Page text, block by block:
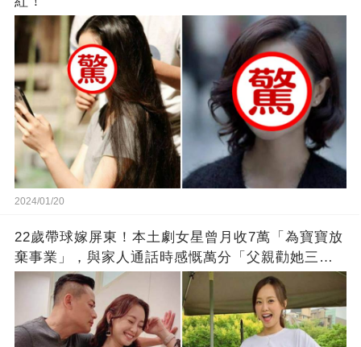
2024/01/20
22歲帶球嫁屏東！本土劇女星曾月收7萬「為寶寶放
棄事業」，與家人通話時感慨萬分「父親勸她三
思」：只有過一次眼淚